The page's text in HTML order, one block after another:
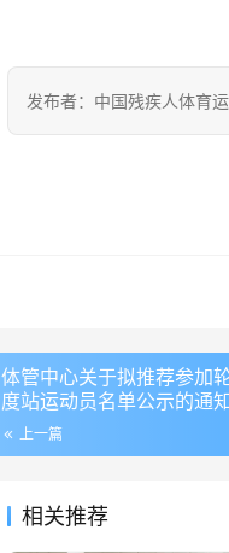
发布者：中国残疾人体育
体管中心关于拟推荐参加
度站运动员名单公示的通
上一篇
相关推荐